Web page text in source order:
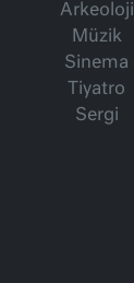
Arkeoloji
Müzik
Sinema
Tiyatro
Sergi